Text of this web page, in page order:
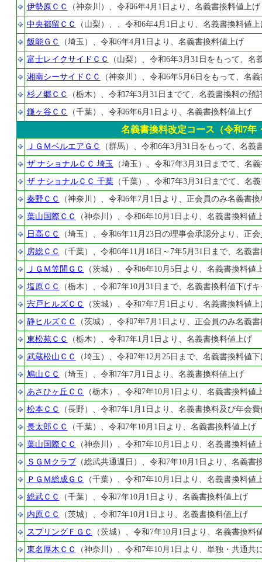
伊勢原ＣＣ
（神奈川）、令和6年4月1日より、名義書換料値上げ
中央都留ＣＣ
（山梨）、、令和6年4月1日より、名義書換料値上
飯能ＧＣ
（埼玉）、令和6年4月1日より、名義書換料値上げ
富士レイクサイドＣＣ
（山梨）、令和6年3月31日をもって、
湘南シーサイドＣＣ
（神奈川）、令和6年5月6日をもって、名
杉ノ郷ＣＣ
（栃木）、令和7年3月31日までて、名義書換料の預
鎌ヶ谷ＣＣ
（千葉）、令和6年6月1日より、名義書換料値上げ
名義書換料改定コース（令和7年
ＪＧＭベルエアＧＣ
（群馬）、令和6年3月31日をもって、名
ザ ナショナルＣＣ 埼玉 （埼玉）、令和7年3月31日までて、名
ザ ナショナルＣＣ 千葉（千葉）、令和7年3月31日までて、名
秦野ＣＣ
（神奈川）、令和6年7月1日より、正会員のみ名義書
葉山国際ＣＣ
（神奈川）、令和6年10月1日より、名義書換料値
日高ＣＣ
（埼玉）、令和6年11月23日の理事会承認分より、正
房総ＣＣ
（千葉）、令和6年11月18日～7年5月31日まで、名義
ＪＧＭ笠間ＧＣ
（茨城）、令和6年10月5日より、名義書換料値
塩原ＣＣ
（栃木）、令和7年10月31日まで、名義書換料値下げ
宍戸ヒルズＣＣ
（茨城）、令和7年7月1日より、名義書換料値上
静ヒルズＣＣ
（茨城）、令和7年7月1日より、正会員のみ名義
東松苑ＣＣ
（栃木）、令和7年1月1日より、名義書換料値上げ
武蔵松山ＣＣ
（埼玉）、令和7年12月25日まで、名義書換料値
鳩山ＣＣ
（埼玉）、令和7年7月1日より、名義書換料値上げ
あさひヶ丘ＣＣ
（栃木）、令和7年10月1日より、名義書換料値
松本ＣＣ
（長野）、令和7年1月1日より、名義書換料及び年会
長太郎ＣＣ
（千葉）、令和7年10月1日より、名義書換料値上げ
葉山国際ＣＣ
（神奈川）、令和7年10月1日より、名義書換料値
ＳＧＭクラブ （総武共通週日）、令和7年10月1日より、名義書
ＰＧＭ総成ＧＣ
（千葉）、令和7年10月1日より、名義書換料値
総武ＣＣ
（千葉）、令和7年10月1日より、名義書換料値上げ
内原ＣＣ
（茨城）、令和7年10月1日より、名義書換料値上げ
スプリングＦＧＣ
（茨城）、令和7年10月1日より、名義書換料
東名厚木ＣＣ
（神奈川）、令和7年10月1日より、単独・共通共